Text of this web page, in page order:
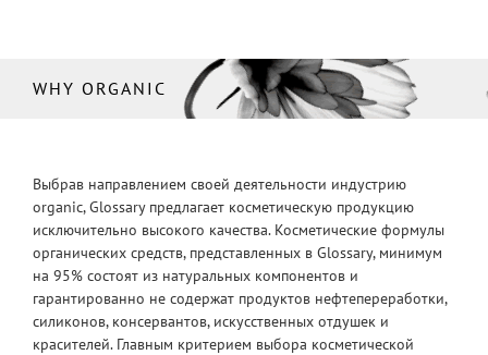
WHY ORGANIC
Выбрав направлением своей деятельности индустрию
organic, Glossary предлагает косметическую продукцию
исключительно высокого качества. Косметические формулы
органических средств, представленных в Glossary, минимум
на 95% состоят из натуральных компонентов и
гарантированно не содержат продуктов нефтепереработки,
силиконов, консервантов, искусственных отдушек и
красителей. Главным критерием выбора косметической